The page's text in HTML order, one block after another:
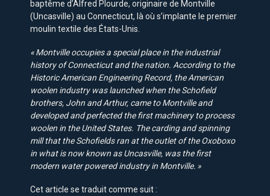
baptême d’Alfred Plourde, originaire de Montville
(Uncasville) au Connecticut, là où s’implante le premier
moulin textile des États-Unis.
« Montville occupies a special place in the industrial
history of Connecticut and the nation. According to the
Historic American Engineering Record, the American
woolen industry was launched when the Schofield
brothers, John and Arthur, came to Montville and
developed and perfected the first machinery to process
woolen in the United States. The carding and spinning
mill that the Schofields ran at the outlet of the Oxoboxo
in what is now known as Uncasville, was the first
modern water powered industry in Montville. »
Cet article se traduit comme suit :